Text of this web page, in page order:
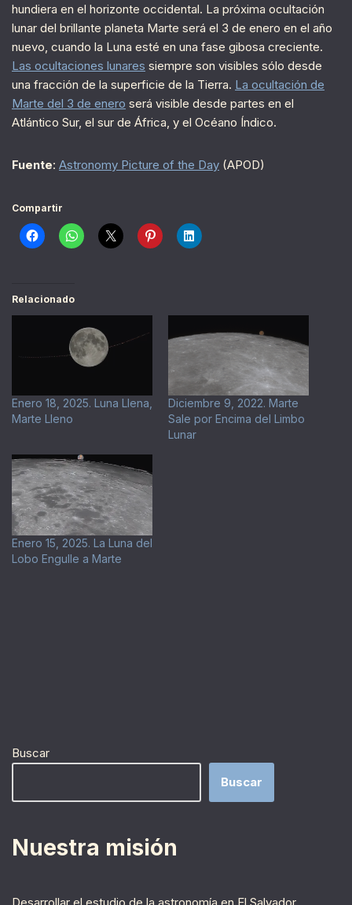
hundiera en el horizonte occidental. La próxima ocultación
lunar del brillante planeta Marte será el 3 de enero en el año
nuevo, cuando la Luna esté en una fase gibosa creciente.
Las ocultaciones lunares siempre son visibles sólo desde
una fracción de la superficie de la Tierra. La ocultación de
Marte del 3 de enero será visible desde partes en el
Atlántico Sur, el sur de África, y el Océano Índico.
Fuente: Astronomy Picture of the Day (APOD)
Compartir
Relacionado
Enero 18, 2025. Luna Llena,
Marte Lleno
Diciembre 9, 2022. Marte
Sale por Encima del Limbo
Lunar
Enero 15, 2025. La Luna del
Lobo Engulle a Marte
Buscar
Buscar
Nuestra misión